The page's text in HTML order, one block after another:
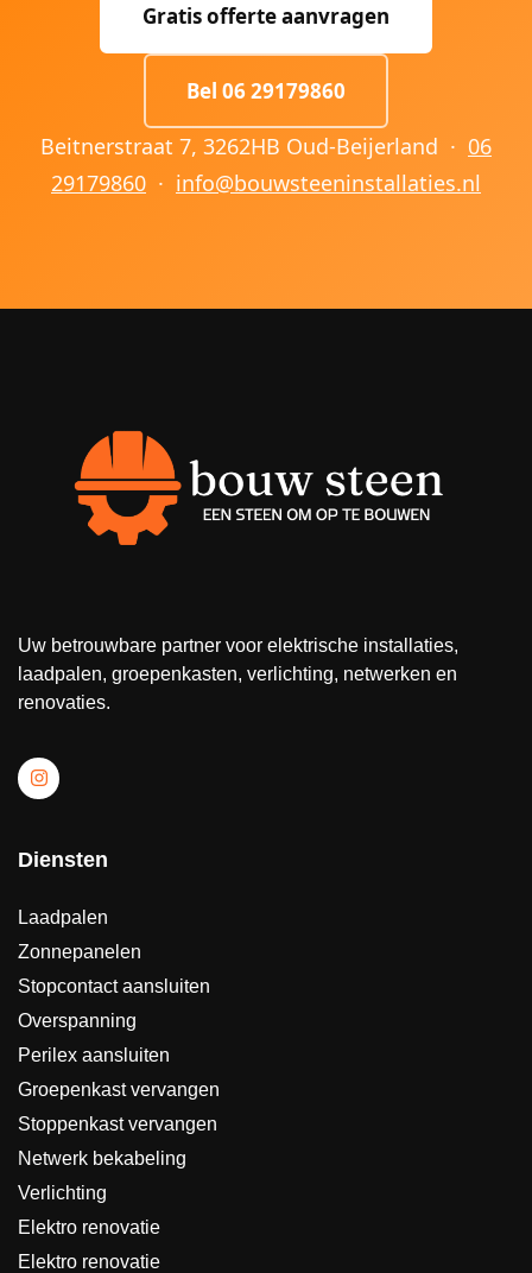
Gratis offerte aanvragen
Bel 06 29179860
Beitnerstraat 7, 3262HB Oud-Beijerland · 06
29179860 · info@bouwsteeninstallaties.nl
Uw betrouwbare partner voor elektrische installaties,
laadpalen, groepenkasten, verlichting, netwerken en
renovaties.
Diensten
Laadpalen
Zonnepanelen
Stopcontact aansluiten
Overspanning
Perilex aansluiten
Groepenkast vervangen
Stoppenkast vervangen
Netwerk bekabeling
Verlichting
Elektro renovatie
Elektro renovatie